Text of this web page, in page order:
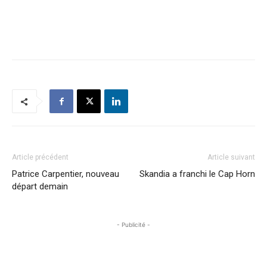
Article précédent
Patrice Carpentier, nouveau
départ demain
Article suivant
Skandia a franchi le Cap Horn
- Publicité -